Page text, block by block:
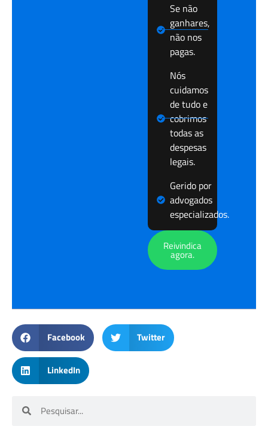
Se não
ganhares,
não nos
pagas.
Nós
cuidamos
de tudo e
cobrimos
todas as
despesas
legais.
Gerido por
advogados
especializados.
Reivindica
agora.
Facebook Twitter
LinkedIn